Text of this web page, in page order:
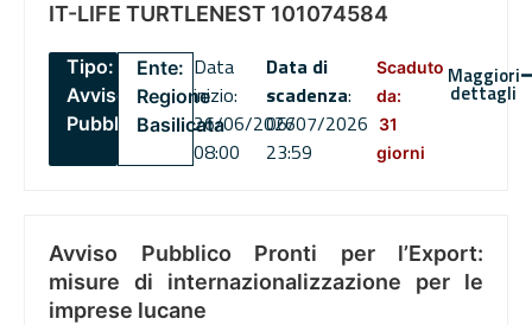
IT-LIFE TURTLENEST 101074584
Tipo:
Avviso
Pubblico
Ente:
Regione
Basilicata
Data
inizio:
26/06/2026
08:00
Data di
scadenza:
06/07/2026
23:59
Scaduto
da:
31
giorni
Maggiori
dettagli
Avviso Pubblico Pronti per l’Export:
misure di internazionalizzazione per le
imprese lucane